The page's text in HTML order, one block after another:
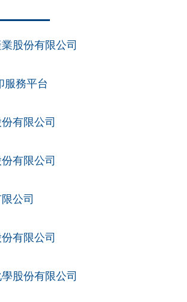
股份有限公司
服務平台
有限公司
有限公司
公司
有限公司
股份有限公司